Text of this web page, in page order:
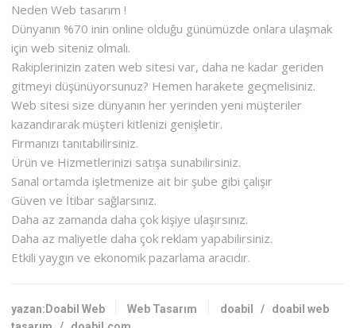
Neden Web tasarım !
Dünyanın %70 inin online olduğu günümüzde onlara ulaşmak
için web siteniz olmalı.
Rakiplerinizin zaten web sitesi var, daha ne kadar geriden
gitmeyi düşünüyorsunuz? Hemen harakete geçmelisiniz.
Web sitesi size dünyanın her yerinden yeni müşteriler
kazandırarak müşteri kitlenizi genişletir.
Firmanızı tanıtabilirsiniz.
Ürün ve Hizmetlerinizi satışa sunabilirsiniz.
Sanal ortamda işletmenize ait bir şube gibi çalışır
Güven ve İtibar sağlarsınız.
Daha az zamanda daha çok kişiye ulaşırsınız.
Daha az maliyetle daha çok reklam yapabilirsiniz.
Etkili yaygın ve ekonomik pazarlama aracıdır.
yazan:Doabil Web Web Tasarım doabil / doabil web